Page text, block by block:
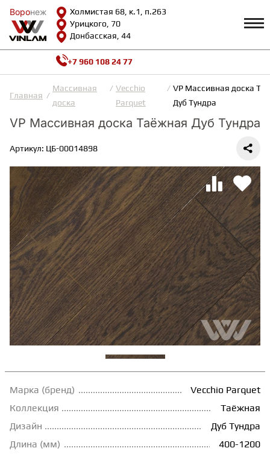
Воронеж
Холмистая 68, к.1, п.263
Урицкого, 70
Донбасская, 44
Воронеж
КАТАЛОГ Профиль
Возврат и гарантии
Вопросы и ответы
Полезная информация
Как выбрать
Калькулятор
О нас
Контакты
ВИНИЛОВАЯ ПЛИТКА
ЛАМИНАТ
ИНЖЕНЕРНАЯ ДОСКА
ПАРКЕТНАЯ ДОСКА
ТЕРРАСНАЯ ДОСКА
КОВРОВАЯ ПЛИТКА
ПЛИНТУС
+7 960 108 24 77
Главная
Массивная
доска
Vecchio
Parquet
VP Массивная доска
Дуб Тундра
VP Массивная доска Таёжная Дуб Тундра
Артикул: ЦБ-00014898
Марка (бренд)
Vecchio Parquet
Коллекция
Таёжная
Дизайн
Дуб Тундра
Длина (мм)
400-1200